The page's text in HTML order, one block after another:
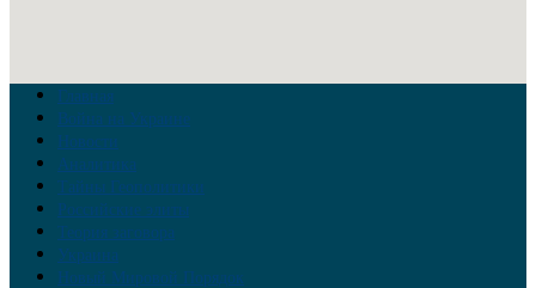
Главная
Война на Украине
Новости
Аналитика
Тайны Геополитики
Российские элиты
Теория заговора
Украина
Новый Мировой Порядок